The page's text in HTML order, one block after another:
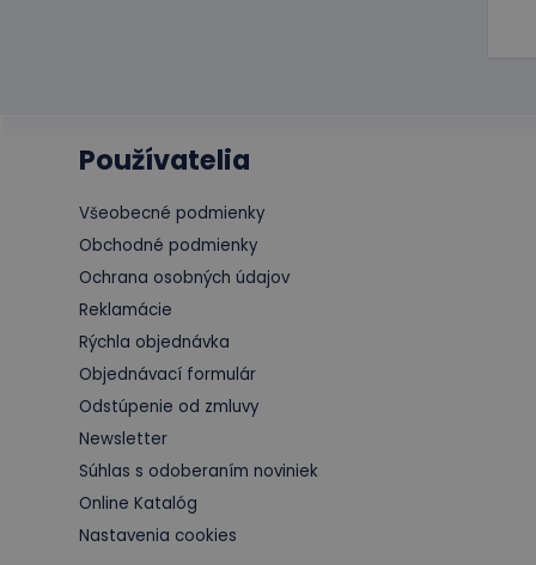
Používatelia
Všeobecné podmienky
Obchodné podmienky
Ochrana osobných údajov
Reklamácie
Rýchla objednávka
Objednávací formulár
Odstúpenie od zmluvy
Newsletter
Súhlas s odoberaním noviniek
Online Katalóg
Nastavenia cookies